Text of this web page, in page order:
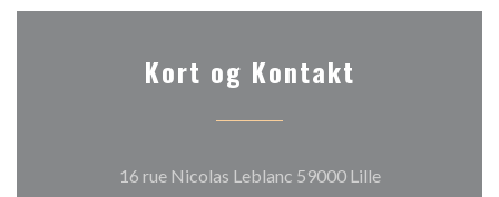
Kort og Kontakt
16 rue Nicolas Leblanc 59000 Lille((åbner i et nyt